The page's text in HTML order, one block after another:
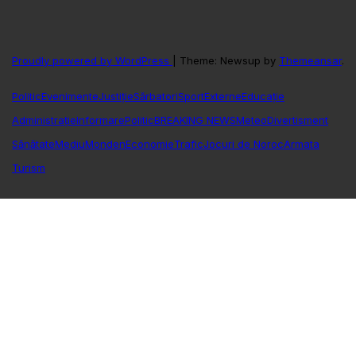
Proudly powered by WordPress Theme: Newsup by Themeansar.
PoliticEvenimenteJustițieSărbatoriSportExterneEducație
AdministrațieInformarePoliticBREAKING NEWSMeteoDivertisment
SănătateMediuMondenEconomieTraficJocuri de NorocArmata
Turism